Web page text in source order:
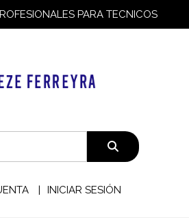
PARA TECNICOS
INICIAR SESIÓN